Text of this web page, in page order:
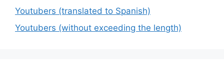
Youtubers (translated to Spanish)
Youtubers (without exceeding the length)